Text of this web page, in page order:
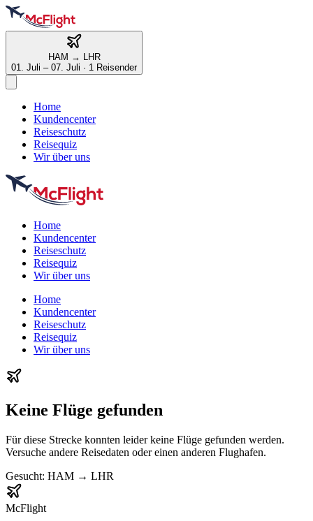
HAM → LHR
01. Juli – 07. Juli · 1 Reisender
Home
Kundencenter
Reiseschutz
Reisequiz
Wir über uns
Home
Kundencenter
Reiseschutz
Reisequiz
Wir über uns
Home
Kundencenter
Reiseschutz
Reisequiz
Wir über uns
Keine Flüge gefunden
Für diese Strecke konnten leider keine Flüge gefunden werden.
Versuche andere Reisedaten oder einen anderen Flughafen.
Gesucht: HAM → LHR
McFlight